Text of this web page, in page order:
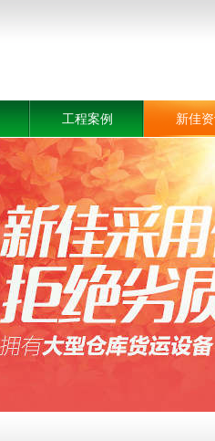
工程案例 新佳